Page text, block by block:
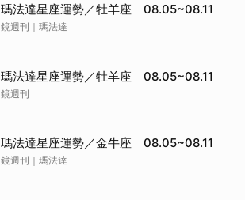
瑪法達星座運勢／牡羊座 08.05~08.11
鏡週刊｜瑪法達
瑪法達星座運勢／牡羊座 08.05~08.11
鏡週刊
瑪法達星座運勢／金牛座 08.05~08.11
鏡週刊｜瑪法達